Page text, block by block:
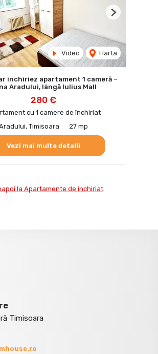
Video Harta
Next
inchiriez apartament 1 cameră –
Aradului, lângă Iulius Mall
280 €
cu 1 camere de închiriat
Timisoara
27 mp
Vezi mai multe detalii
la Apartamente de închiriat
Timisoara